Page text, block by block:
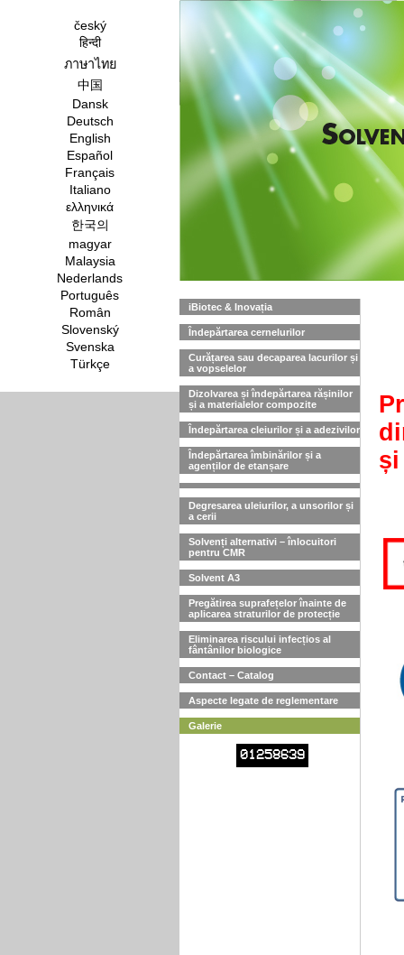
český
हिन्दी
ภาษาไทย
中国
Dansk
Deutsch
English
Español
Français
Italiano
ελληνικά
한국의
magyar
Malaysia
Nederlands
Português
Român
Slovenský
Svenska
Türkçe
iBiotec & Inovația
Îndepărtarea cernelurilor
Curățarea sau decaparea lacurilor și
a vopselelor
Dizolvarea și îndepărtarea rășinilor
și a materialelor compozite
Îndepărtarea cleiurilor și a adezivilor
Îndepărtarea îmbinărilor și a
agenților de etanșare
Degresarea uleiurilor, a unsorilor și
a cerii
Solvenți alternativi – înlocuitori
pentru CMR
Solvent A3
Pregătirea suprafețelor înainte de
aplicarea straturilor de protecție
Eliminarea riscului infecțios al
fântânilor biologice
Contact – Catalog
Aspecte legate de reglementare
Galerie
01258639